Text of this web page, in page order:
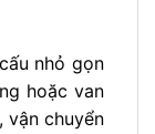
nhỏ gọn
hoặc van
vận chuyển